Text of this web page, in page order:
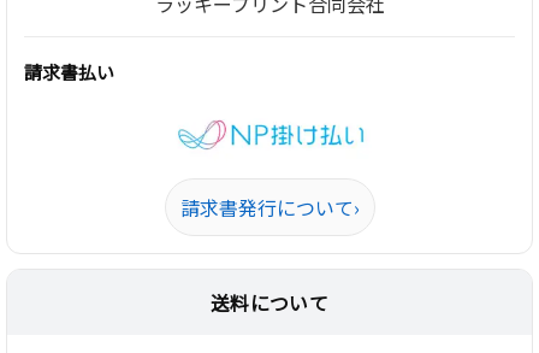
請求書払い
請求書発行について›
送料について